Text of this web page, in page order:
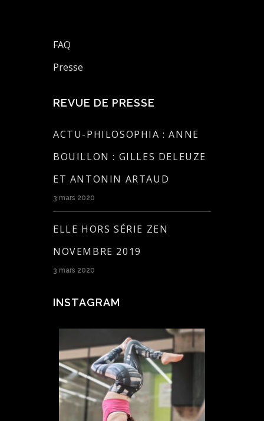
FAQ
Presse
REVUE DE PRESSE
ACTU-PHILOSOPHIA : ANNE
BOUILLON : GILLES DELEUZE
ET ANTONIN ARTAUD
3 mars 2020
ELLE HORS SÉRIE ZEN
NOVEMBRE 2019
3 mars 2020
INSTAGRAM